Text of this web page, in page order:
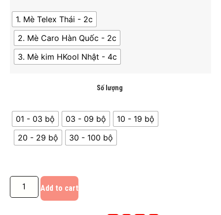
1. Mè Telex Thái - 2c
2. Mè Caro Hàn Quốc - 2c
3. Mè kim HKool Nhật - 4c
Số lượng
01 - 03 bộ 03 - 09 bộ
10 - 19 bộ
20 - 29 bộ
30 - 100 bộ
Add to cart